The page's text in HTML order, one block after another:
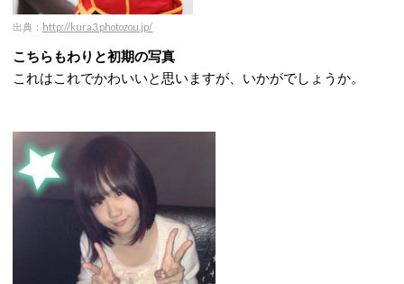
出典： http://kura3.photozou.jp/
こちらもわりと初期の写真
これはこれでかわいいと思いますが、いかがでしょうか。